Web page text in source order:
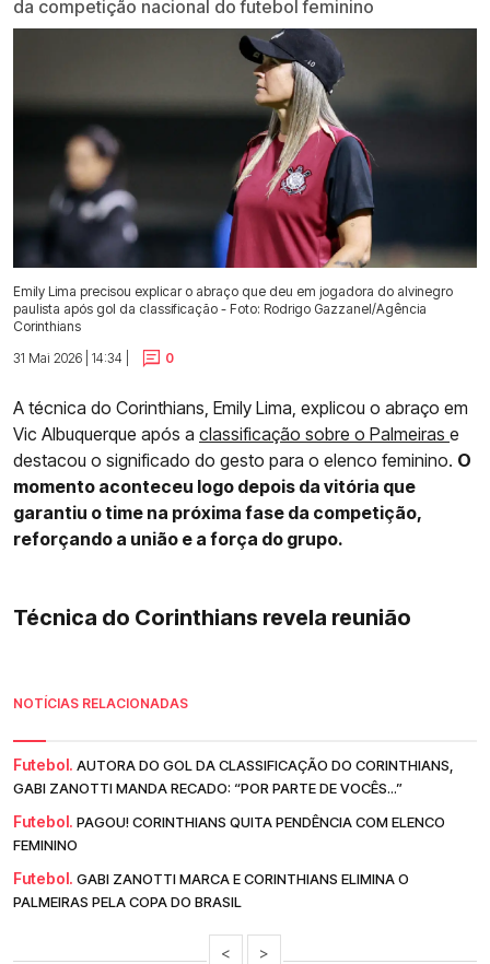
da competição nacional do futebol feminino
Emily Lima precisou explicar o abraço que deu em jogadora do alvinegro
paulista após gol da classificação - Foto: Rodrigo Gazzanel/Agência
Corinthians
31 Mai 2026 | 14:34 |
0
A técnica do Corinthians, Emily Lima, explicou o abraço em
Vic Albuquerque após a classificação sobre o Palmeiras e
destacou o significado do gesto para o elenco feminino. O
momento aconteceu logo depois da vitória que
garantiu o time na próxima fase da competição,
reforçando a união e a força do grupo.
Técnica do Corinthians revela reunião
NOTÍCIAS RELACIONADAS
Futebol. AUTORA DO GOL DA CLASSIFICAÇÃO DO CORINTHIANS,
GABI ZANOTTI MANDA RECADO: “POR PARTE DE VOCÊS...”
Futebol. PAGOU! CORINTHIANS QUITA PENDÊNCIA COM ELENCO
FEMININO
Futebol. GABI ZANOTTI MARCA E CORINTHIANS ELIMINA O
PALMEIRAS PELA COPA DO BRASIL
< >